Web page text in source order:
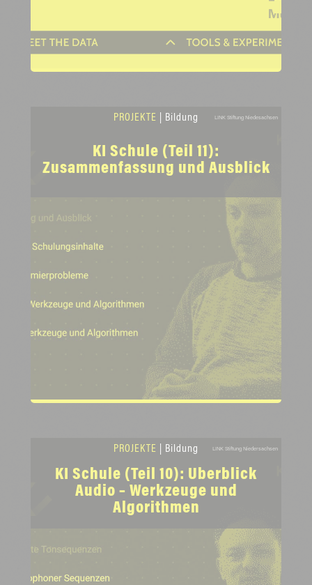
LINK Stiftung Niedesachsen
PROJEKTE | Bildung
KI Schule (Teil 11):
Zusammenfassung und Ausblick
LINK Stiftung Niedersachsen
PROJEKTE | Bildung
KI Schule (Teil 10): Überblick
Audio – Werkzeuge und
Algorithmen